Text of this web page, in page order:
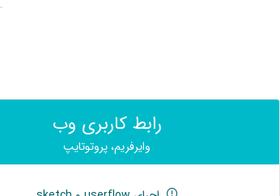
رابط کاربری وب
وایرفریم، پروتوتایپ